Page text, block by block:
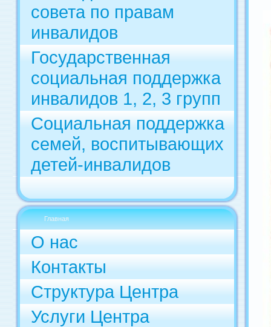
совета по правам
инвалидов
Государственная
социальная поддержка
инвалидов 1, 2, 3 групп
Социальная поддержка
семей, воспитывающих
детей-инвалидов
Главная
О нас
Контакты
Структура Центра
Услуги Центра